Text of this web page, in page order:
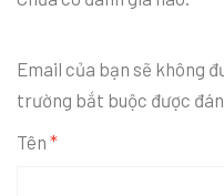
Email của bạn sẽ không
trường bắt buộc được
Tên *